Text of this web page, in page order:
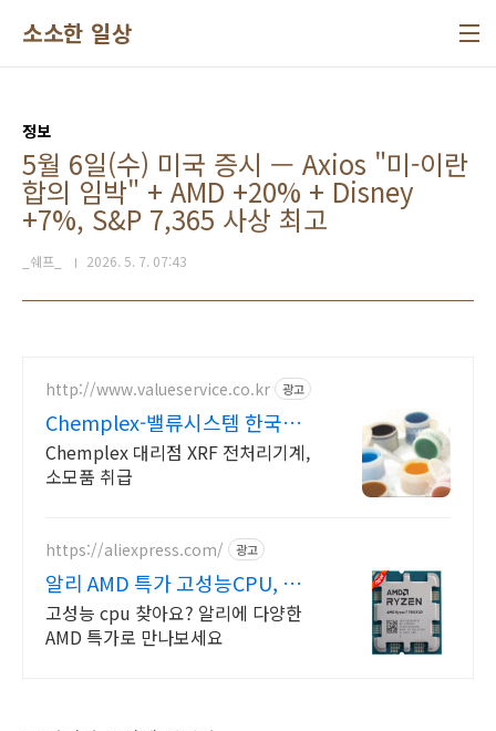
소소한 일상
정보
5월 6일(수) 미국 증시 — Axios "미-이란
합의 임박" + AMD +20% + Disney
+7%, S&P 7,365 사상 최고
_쉐프_ 2026. 5. 7. 07:43
http://www.valueservice.co.kr 광고
Chemplex-밸류시스템 한국공
식인증대리점
Chemplex 대리점 XRF 전처리기계,
소모품 취급
https://aliexpress.com/ 광고
알리 AMD 특가 고성능CPU, 알
리에서 쇼핑
고성능 cpu 찾아요? 알리에 다양한
AMD 특가로 만나보세요